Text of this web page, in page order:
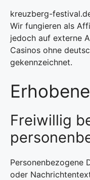
kreuzberg-
Wir fungieren als
jedoch auf externe
Casinos ohne
gekennzeichnet.
Freiwillig
Personenbezogene
oder